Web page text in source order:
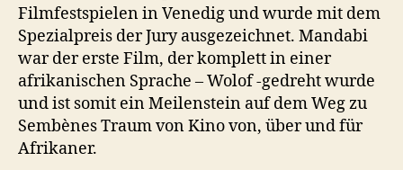
Filmfestspielen in Venedig und wurde mit dem
Spezialpreis der Jury ausgezeichnet. Mandabi
war der erste Film, der komplett in einer
afrikanischen Sprache – Wolof -gedreht wurde
und ist somit ein Meilenstein auf dem Weg zu
Sembènes Traum von Kino von, über und für
Afrikaner.